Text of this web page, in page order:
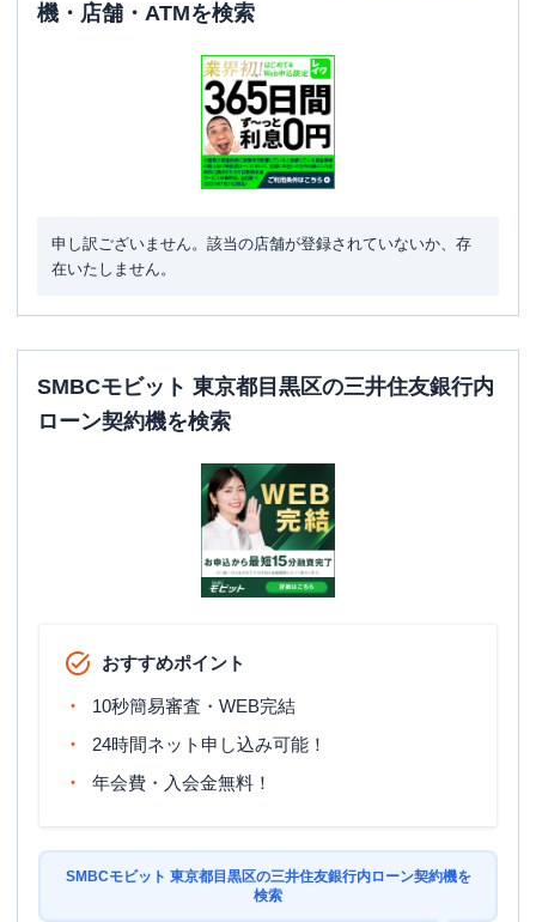
機・店舗・ATMを検索
申し訳ございません。該当の店舗が登録されていないか、存
在いたしません。
SMBCモビット 東京都目黒区の三井住友銀行内
ローン契約機を検索
おすすめポイント
10秒簡易審査・WEB完結
24時間ネット申し込み可能！
年会費・入会金無料！
SMBCモビット 東京都目黒区の三井住友銀行内ローン契約機を
検索